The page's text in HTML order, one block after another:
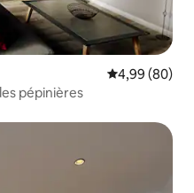
Note
4,99 (80)
pépinières